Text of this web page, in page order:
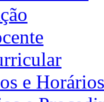
e Horários